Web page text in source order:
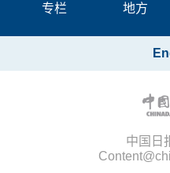
专栏 地方
中国日